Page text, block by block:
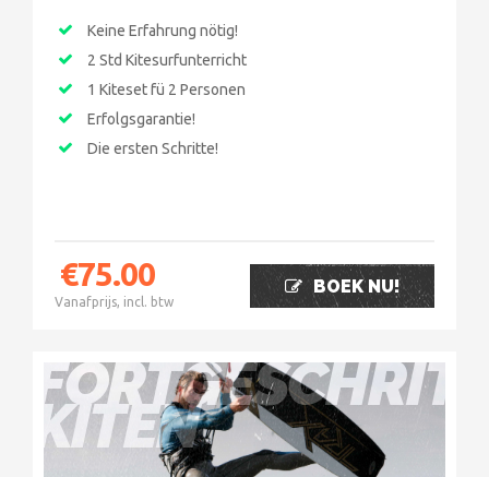
Keine Erfahrung nötig!
2 Std Kitesurfunterricht
1 Kiteset fü 2 Personen
Erfolgsgarantie!
Die ersten Schritte!
€75.00
Vanafprijs, incl. btw
BOEK NU!
KITEN